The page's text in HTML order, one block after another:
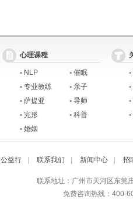
心理课程
▪ NLP ▪ 催眠
▪ 专业教练 ▪ 亲子
▪ 萨提亚 ▪ 导师
▪ 完形 ▪ 科普
▪ 婚姻
▪
▪
▪
▪
公益行 联系我们 新闻中心 招
联系地址：广州市天河区东
免费咨询热线：